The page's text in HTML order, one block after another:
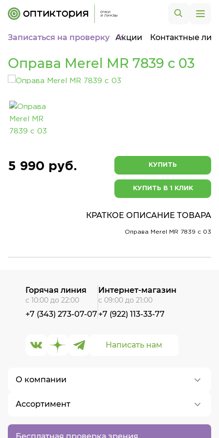
Записаться на проверку Акции Контактные
Оправа Merel MR 7839 с 03
5 990 руб. КУПИТЬ
КУПИТЬ В 1 КЛИК
КРАТКОЕ ОПИСАНИЕ ТОВАРА
Оправа Merel MR 7839 с 03
Бесплатная проверка зрения
О компании
О нас
Контакты
Ассортимент
Написать нам
Горячая линия
с 10:00 до 22:00
+7 (343) 273-07-07
Интернет-магазин
с 09:00 до 21:00
+7 (922) 113-33-77